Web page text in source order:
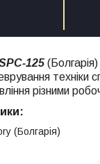
125
техніки
різними
(Болгарія)